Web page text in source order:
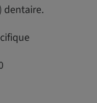
dentaire.